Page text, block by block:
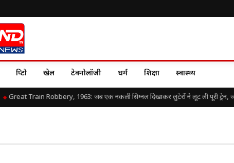
क्रिप्टो खेल टेक्नोलॉजी धर्म शिक्षा स्वास्थ्य
Great Train Robbery, 1963: जब एक नकली सिग्नल दिखाकर लुटेरों ने लूट ली पूरी ट्रेन,